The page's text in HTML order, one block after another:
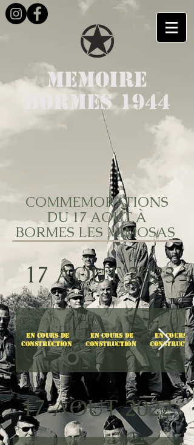
MEMOIRE
BORMES 1944
COMMEMORATIONS
DU 17 AOUT À
BORMES LES MIMOSAS
17 AOUT 2023
En cours de
Construction
En cours de
Construction
En cours de
17 AOUT 2022